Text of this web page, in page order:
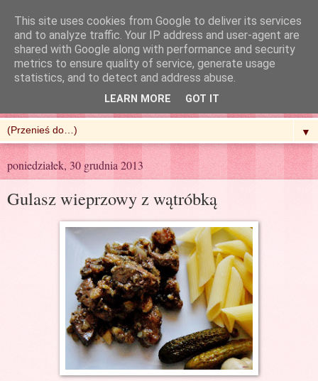
R'n'G Kitchen
▼
poniedziałek, 30 grudnia 2013
Gulasz wieprzowy z wątróbką
This site uses cookies from Google to deliver its services
and to analyze traffic. Your IP address and user-agent are
shared with Google along with performance and security
metrics to ensure quality of service, generate usage
statistics, and to detect and address abuse.
LEARN MORE GOT IT